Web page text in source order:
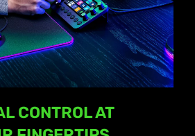
CONTROL AT